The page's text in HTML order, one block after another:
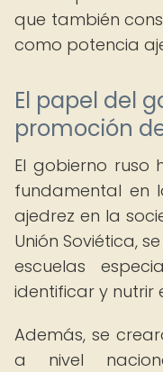
que también
como potencia
El papel del
promoción
El gobierno ruso
fundamental en
ajedrez en la
Unión Soviética,
escuelas
identificar y nutrir
Además, se
a nivel